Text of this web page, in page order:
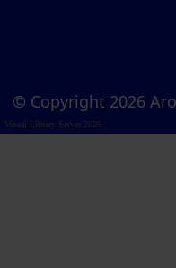
© Copyright 2026
Visual Library Server 2026